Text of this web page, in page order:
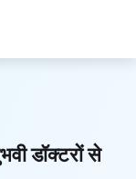
डॉक्टरों से